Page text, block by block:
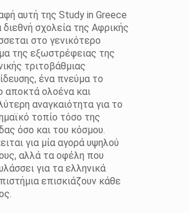
αυτή της Study in Greece
διεθνή σχολεία της Αφρικής
στο γενικότερο
της εξωστρέφειας της
τριτοβάθμιας
ένα πνεύμα το
αποκτά ολοένα και
αναγκαιότητα για το
τοπίο τόσο της
όσο και του κόσμου.
για μία αγορά υψηλού
αλλά τα οφέλη που
για τα ελληνικά
επισκιάζουν κάθε